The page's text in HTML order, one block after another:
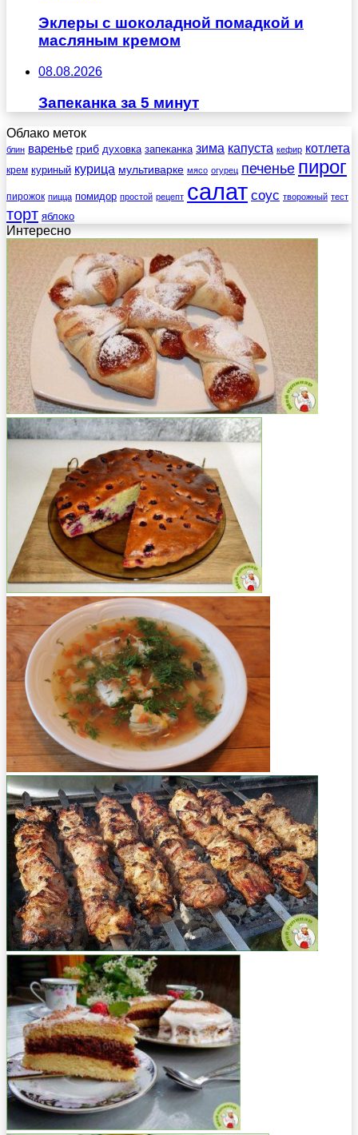
Эклеры с шоколадной помадкой и
масляным кремом
08.08.2026
Запеканка за 5 минут
Облако меток
блин варенье гриб духовка запеканка зима капуста кефир котлета
крем куриный курица мультиварке мясо огурец печенье пирог
пирожок пицца помидор простой рецепт салат соус творожный тест
торт яблоко
Интересно